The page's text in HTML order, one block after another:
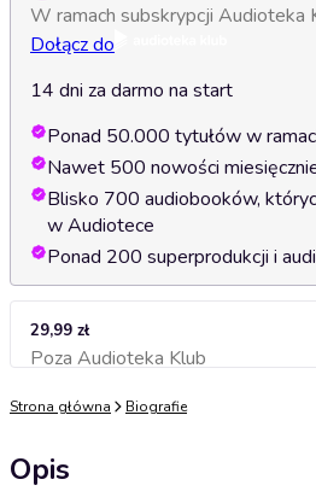
W ramach subskrypcji Audioteka
Dołącz do
14 dni za darmo na start
Ponad 50.000 tytułów w
Nawet 500 nowości
Blisko 700 audiobooków,
w Audiotece
Ponad 200 superprodukcji i
29,99 zł
Poza Audioteka KlubDodaj do koszyka
Strona główna Biografie
Opis